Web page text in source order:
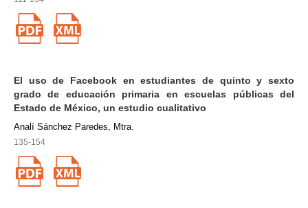
El uso de Facebook en estudiantes de quinto y sexto
grado de educación primaria en escuelas públicas del
Estado de México, un estudio cualitativo
Analí Sánchez Paredes, Mtra.
135-154